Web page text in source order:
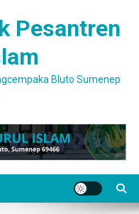
Pesantren
Bluto Sumenep